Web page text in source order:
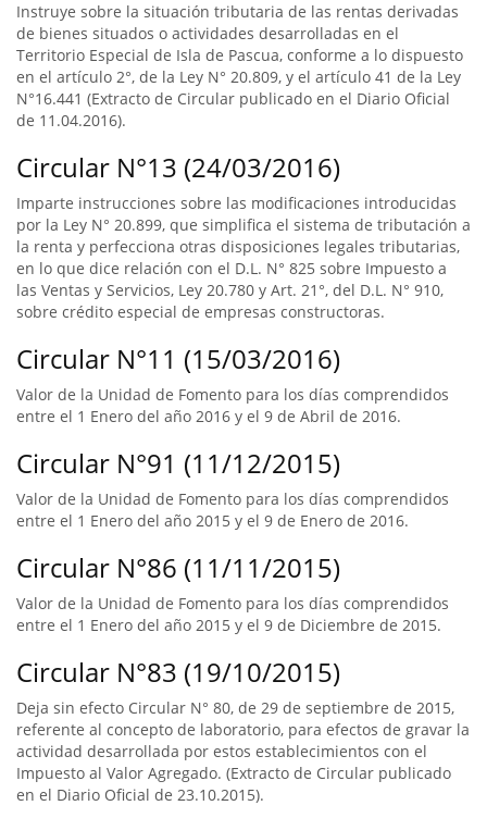
Instruye sobre la situación tributaria de las rentas derivadas
de bienes situados o actividades desarrolladas en el
Territorio Especial de Isla de Pascua, conforme a lo dispuesto
en el artículo 2°, de la Ley N° 20.809, y el artículo 41 de la Ley
N°16.441 (Extracto de Circular publicado en el Diario Oficial
de 11.04.2016).
Circular N°13 (24/03/2016)
Imparte instrucciones sobre las modificaciones introducidas
por la Ley N° 20.899, que simplifica el sistema de tributación a
la renta y perfecciona otras disposiciones legales tributarias,
en lo que dice relación con el D.L. N° 825 sobre Impuesto a
las Ventas y Servicios, Ley 20.780 y Art. 21°, del D.L. N° 910,
sobre crédito especial de empresas constructoras.
Circular N°11 (15/03/2016)
Valor de la Unidad de Fomento para los días comprendidos
entre el 1 Enero del año 2016 y el 9 de Abril de 2016.
Circular N°91 (11/12/2015)
Valor de la Unidad de Fomento para los días comprendidos
entre el 1 Enero del año 2015 y el 9 de Enero de 2016.
Circular N°86 (11/11/2015)
Valor de la Unidad de Fomento para los días comprendidos
entre el 1 Enero del año 2015 y el 9 de Diciembre de 2015.
Circular N°83 (19/10/2015)
Deja sin efecto Circular N° 80, de 29 de septiembre de 2015,
referente al concepto de laboratorio, para efectos de gravar la
actividad desarrollada por estos establecimientos con el
Impuesto al Valor Agregado. (Extracto de Circular publicado
en el Diario Oficial de 23.10.2015).